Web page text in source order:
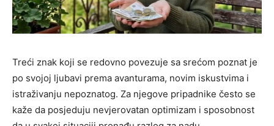
Treći znak koji se redovno povezuje sa srećom poznat je
po svojoj ljubavi prema avanturama, novim iskustvima i
istraživanju nepoznatog. Za njegove pripadnike često se
kaže da posjeduju nevjerovatan optimizam i sposobnost